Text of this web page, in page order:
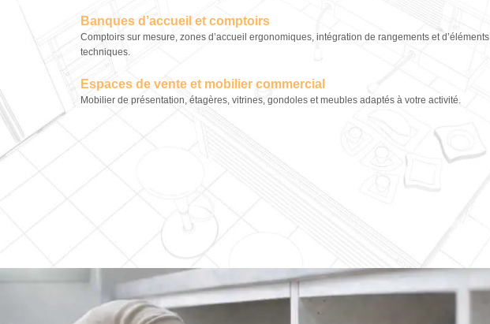
Banques d’accueil et comptoirs
Comptoirs sur mesure, zones d’accueil ergonomiques, intégration de rangements et d’éléments
techniques.
Espaces de vente et mobilier commercial
Mobilier de présentation, étagères, vitrines, gondoles et meubles adaptés à votre activité.